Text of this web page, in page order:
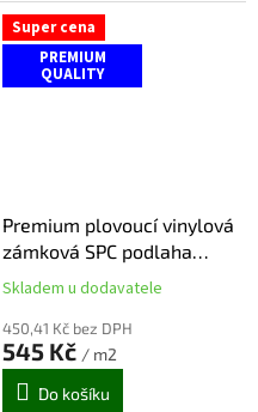
hvězdiček.
Super cena
PREMIUM
QUALITY
Premium plovoucí vinylová
zámková SPC podlaha
SACASA dekor dekor DUB
Průměrné
produktu
je
5,0
Skladem u dodavatele
450,41 Kč bez DPH
545 Kč / m2
Do košíku